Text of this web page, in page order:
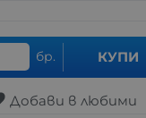
бр. КУПИ
Добави в любими